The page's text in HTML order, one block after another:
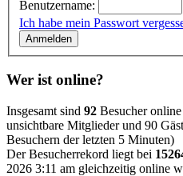
Benutzername:
Ich habe mein Passwort
Wer ist online?
Insgesamt sind 92 Besucher
unsichtbare Mitglieder und 90
Besuchern der letzten 5 Minuten)
Der Besucherrekord liegt bei
2026 3:11 am gleichzeitig online